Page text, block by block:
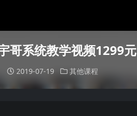
哥系统教学视频1299元
2019-07-19 其他课程